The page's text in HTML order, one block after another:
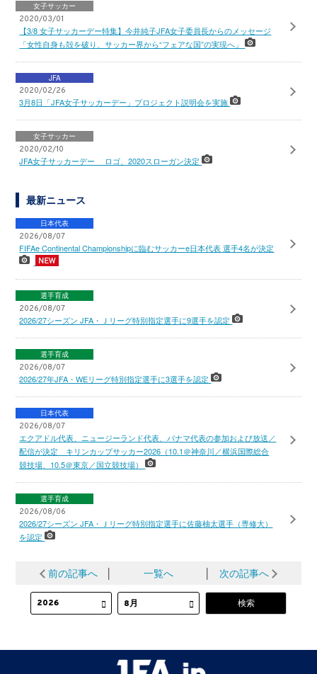
女子サッカー
2020/03/01
【3/8 女子サッカーデー特集】今井純子JFA女子委員長からのメッセージ
「女性自身も殻を破り、サッカー界から“フェアな国”の実現へ」
JFA
2020/02/26
3月8日「JFA女子サッカーデー」プロジェクト説明会を実施
女子サッカー
2020/02/10
JFA女子サッカーデー ロゴ、2020スローガン決定
最新ニュース
日本代表
2026/08/07
FIFAe Continental Championshipに臨むサッカーe日本代表 選手4名が決定
選手育成
2026/08/07
2026/27シーズン JFA・Ｊリーグ特別指定選手に9選手を認定
選手育成
2026/08/07
2026/27年JFA・WEリーグ特別指定選手に3選手を認定
日本代表
2026/08/07
エクアドル代表、ニュージーランド代表、パナマ代表の参加および放送／
配信が決定 キリンカップサッカー2026（10.1＠神奈川／横浜国際総合
競技場、10.5＠東京／国立競技場）
選手育成
2026/08/06
2026/27シーズン JFA・Ｊリーグ特別指定選手に佐藤柚太選手（専修大）
を認定
前の記事へ 一覧へ 次の記事へ